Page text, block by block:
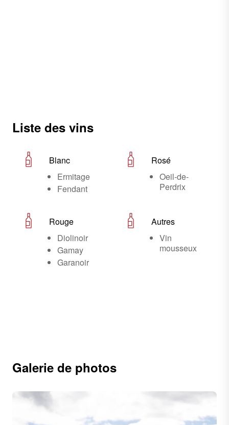
Liste des vins
Blanc
Ermitage
Fendant
Rosé
Oeil-de-
Perdrix
Rouge
Diolinoir
Gamay
Garanoir
Autres
Vin
mousseux
Galerie de photos